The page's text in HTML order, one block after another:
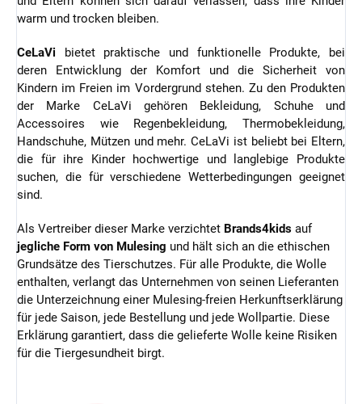
warm und trocken bleiben.
CeLaVi bietet praktische und funktionelle Produkte, bei
deren Entwicklung der Komfort und die Sicherheit von
Kindern im Freien im Vordergrund stehen. Zu den Produkten
der Marke CeLaVi gehören Bekleidung, Schuhe und
Accessoires wie Regenbekleidung, Thermobekleidung,
Handschuhe, Mützen und mehr. CeLaVi ist beliebt bei Eltern,
die für ihre Kinder hochwertige und langlebige Produkte
suchen, die für verschiedene Wetterbedingungen geeignet
sind.
Als Vertreiber dieser Marke verzichtet Brands4kids auf
jegliche Form von Mulesing und hält sich an die ethischen
Grundsätze des Tierschutzes. Für alle Produkte, die Wolle
enthalten, verlangt das Unternehmen von seinen Lieferanten
die Unterzeichnung einer Mulesing-freien Herkunftserklärung
für jede Saison, jede Bestellung und jede Wollpartie. Diese
Erklärung garantiert, dass die gelieferte Wolle keine Risiken
für die Tiergesundheit birgt.